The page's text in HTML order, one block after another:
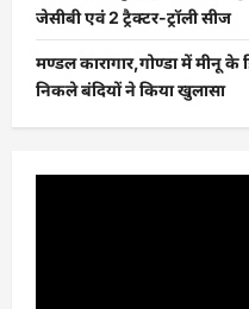
जेसीबी एवं 2 ट्रैक्टर-ट्रॉली सीज
मण्डल कारागार,गोण्डा में मीनू
निकले बंदियों ने किया खुलासा